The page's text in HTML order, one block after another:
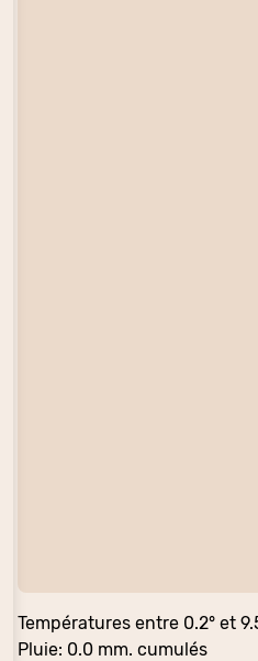
Températures entre 0.2° et
Pluie: 0.0 mm. cumulés